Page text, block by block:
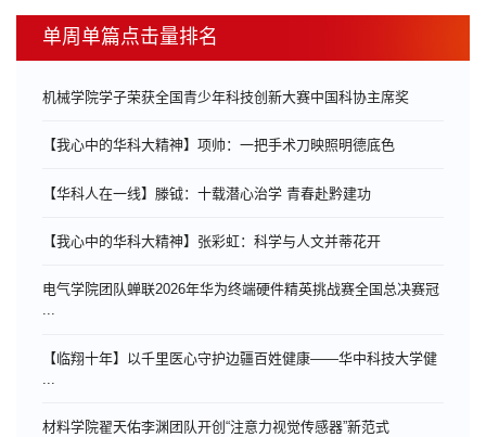
单周单篇点击量排名
机械学院学子荣获全国青少年科技创新大赛中国科协主席奖
【我心中的华科大精神】项帅：一把手术刀映照明德底色
【华科人在一线】滕钺：十载潜心治学 青春赴黔建功
【我心中的华科大精神】张彩虹：科学与人文并蒂花开
电气学院团队蝉联2026年华为终端硬件精英挑战赛全国总决赛冠
...
【临翔十年】以千里医心守护边疆百姓健康——华中科技大学健
材料学院翟天佑李渊团队开创“注意力视觉传感器”新范式